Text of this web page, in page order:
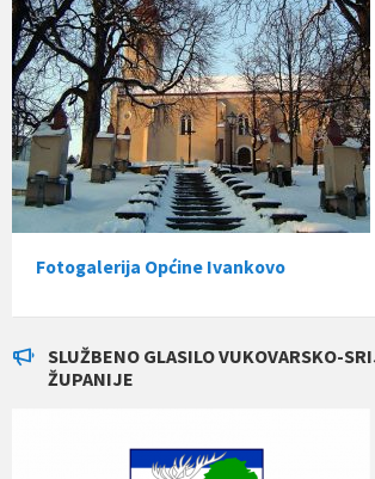
Fotogalerija Općine Ivankovo
SLUŽBENO GLASILO VUKOVARSKO-
ŽUPANIJE